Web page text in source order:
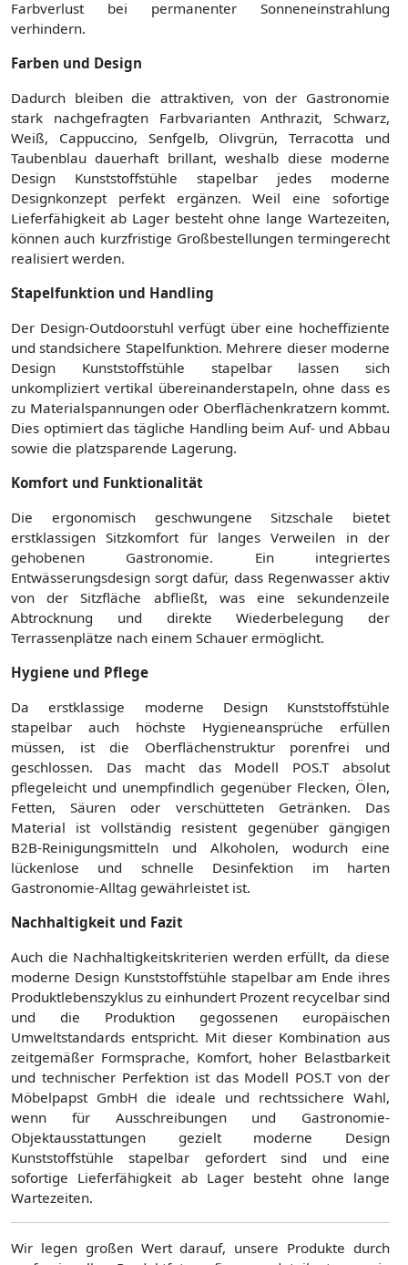
Farbverlust bei permanenter Sonneneinstrahlung
verhindern.
Farben und Design
Dadurch bleiben die attraktiven, von der Gastronomie
stark nachgefragten Farbvarianten Anthrazit, Schwarz,
Weiß, Cappuccino, Senfgelb, Olivgrün, Terracotta und
Taubenblau dauerhaft brillant, weshalb diese moderne
Design Kunststoffstühle stapelbar jedes moderne
Designkonzept perfekt ergänzen. Weil eine sofortige
Lieferfähigkeit ab Lager besteht ohne lange Wartezeiten,
können auch kurzfristige Großbestellungen termingerecht
realisiert werden.
Stapelfunktion und Handling
Der Design-Outdoorstuhl verfügt über eine hocheffiziente
und standsichere Stapelfunktion. Mehrere dieser moderne
Design Kunststoffstühle stapelbar lassen sich
unkompliziert vertikal übereinanderstapeln, ohne dass es
zu Materialspannungen oder Oberflächenkratzern kommt.
Dies optimiert das tägliche Handling beim Auf- und Abbau
sowie die platzsparende Lagerung.
Komfort und Funktionalität
Die ergonomisch geschwungene Sitzschale bietet
erstklassigen Sitzkomfort für langes Verweilen in der
gehobenen Gastronomie. Ein integriertes
Entwässerungsdesign sorgt dafür, dass Regenwasser aktiv
von der Sitzfläche abfließt, was eine sekundenzeile
Abtrocknung und direkte Wiederbelegung der
Terrassenplätze nach einem Schauer ermöglicht.
Hygiene und Pflege
Da erstklassige moderne Design Kunststoffstühle
stapelbar auch höchste Hygieneansprüche erfüllen
müssen, ist die Oberflächenstruktur porenfrei und
geschlossen. Das macht das Modell POS.T absolut
pflegeleicht und unempfindlich gegenüber Flecken, Ölen,
Fetten, Säuren oder verschütteten Getränken. Das
Material ist vollständig resistent gegenüber gängigen
B2B-Reinigungsmitteln und Alkoholen, wodurch eine
lückenlose und schnelle Desinfektion im harten
Gastronomie-Alltag gewährleistet ist.
Nachhaltigkeit und Fazit
Auch die Nachhaltigkeitskriterien werden erfüllt, da diese
moderne Design Kunststoffstühle stapelbar am Ende ihres
Produktlebenszyklus zu einhundert Prozent recycelbar sind
und die Produktion gegossenen europäischen
Umweltstandards entspricht. Mit dieser Kombination aus
zeitgemäßer Formsprache, Komfort, hoher Belastbarkeit
und technischer Perfektion ist das Modell POS.T von der
Möbelpapst GmbH die ideale und rechtssichere Wahl,
wenn für Ausschreibungen und Gastronomie-
Objektausstattungen gezielt moderne Design
Kunststoffstühle stapelbar gefordert sind und eine
sofortige Lieferfähigkeit ab Lager besteht ohne lange
Wartezeiten.
Wir legen großen Wert darauf, unsere Produkte durch